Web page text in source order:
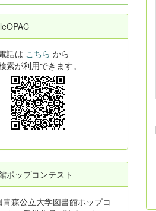
話は こちら から
索が利用できます。
ポップコンテスト
青森公立大学図書館ポップコ